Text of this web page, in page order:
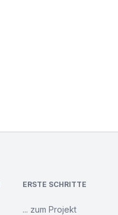
ERSTE SCHRITTE
... zum Projekt